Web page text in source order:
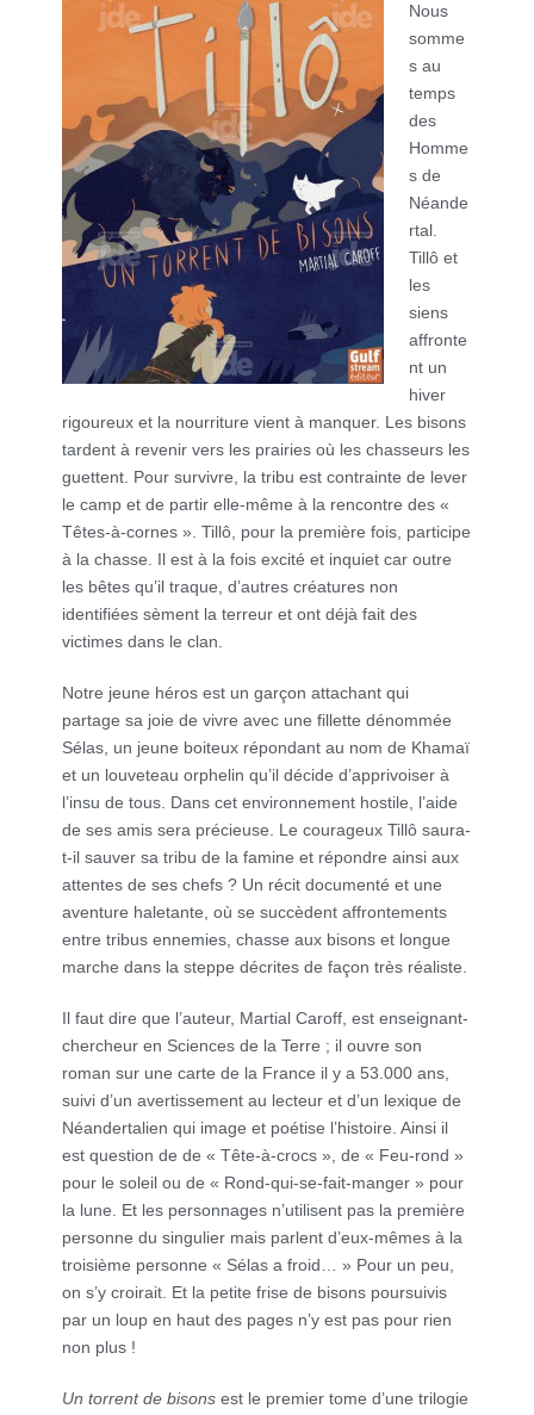
Nous
somme
s au
temps
des
Homme
s de
Néande
rtal.
Tillô et
les
siens
affronte
nt un
hiver
rigoureux et la nourriture vient à manquer. Les bisons
tardent à revenir vers les prairies où les chasseurs les
guettent. Pour survivre, la tribu est contrainte de lever
le camp et de partir elle-même à la rencontre des «
Têtes-à-cornes ». Tillô, pour la première fois, participe
à la chasse. Il est à la fois excité et inquiet car outre
les bêtes qu’il traque, d’autres créatures non
identifiées sèment la terreur et ont déjà fait des
victimes dans le clan.
Notre jeune héros est un garçon attachant qui
partage sa joie de vivre avec une fillette dénommée
Sélas, un jeune boiteux répondant au nom de Khamaï
et un louveteau orphelin qu’il décide d’apprivoiser à
l’insu de tous. Dans cet environnement hostile, l’aide
de ses amis sera précieuse. Le courageux Tillô saura-
t-il sauver sa tribu de la famine et répondre ainsi aux
attentes de ses chefs ? Un récit documenté et une
aventure haletante, où se succèdent affrontements
entre tribus ennemies, chasse aux bisons et longue
marche dans la steppe décrites de façon très réaliste.
Il faut dire que l’auteur, Martial Caroff, est enseignant-
chercheur en Sciences de la Terre ; il ouvre son
roman sur une carte de la France il y a 53.000 ans,
suivi d’un avertissement au lecteur et d’un lexique de
Néandertalien qui image et poétise l’histoire. Ainsi il
est question de de « Tête-à-crocs », de « Feu-rond »
pour le soleil ou de « Rond-qui-se-fait-manger » pour
la lune. Et les personnages n’utilisent pas la première
personne du singulier mais parlent d’eux-mêmes à la
troisième personne « Sélas a froid… » Pour un peu,
on s’y croirait. Et la petite frise de bisons poursuivis
par un loup en haut des pages n’y est pas pour rien
non plus !
Un torrent de bisons est le premier tome d’une trilogie